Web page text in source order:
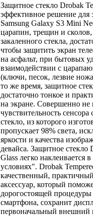
Защитное стекло Drobak
эффективное решение для
Samsung Galaxy S3 Mini
царапин, трещин и сколов,
закаленного стекла,
чтобы защитить экран
на асфальт, при бытовых
взаимодействии с
(ключи, песок, лезвие
то же время, защитное
достаточно тонкое и
на экране. Совершенно не
чувствительность
стекло, из которого
пропускает 98% света,
яркости и качества
девайса. Защитное стекло
Glass легко наклеивается
условиях". Drobak
качественный,
аксессуар, который
дорогостоящей
смартфона, сохранит
первоначальный внешний